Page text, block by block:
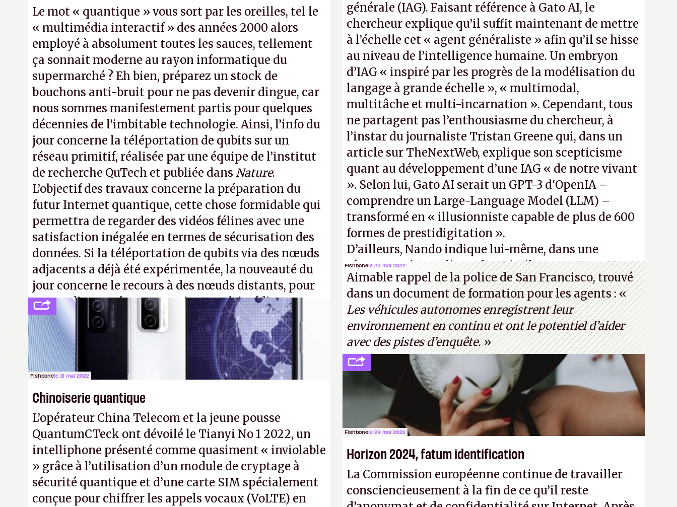
Le mot « quantique » vous sort par les oreilles, tel le
« multimédia interactif » des années 2000 alors
employé à absolument toutes les sauces, tellement
ça sonnait moderne au rayon informatique du
supermarché ? Eh bien, préparez un stock de
bouchons anti-bruit pour ne pas devenir dingue, car
nous sommes manifestement partis pour quelques
décennies de l’imbitable technologie. Ainsi, l’info du
jour concerne la téléportation de qubits sur un
réseau primitif, réalisée par une équipe de l’institut
de recherche QuTech et publiée dans Nature.
L’objectif des travaux concerne la préparation du
futur Internet quantique, cette chose formidable qui
permettra de regarder des vidéos félines avec une
satisfaction inégalée en termes de sécurisation des
données. Si la téléportation de qubits via des nœuds
adjacents a déjà été expérimentée, la nouveauté du
jour concerne le recours à des nœuds distants, pour
ne pas dire un réseau quantique multimédia
interactif (avec l’option Péritel).
(http://cpc.cx/AH432N4- Crédit photo : QuTech /
Nature)
générale (IAG). Faisant référence à Gato AI, le
chercheur explique qu’il suffit maintenant de mettre
à l’échelle cet « agent généraliste » afin qu’il se hisse
au niveau de l’intelligence humaine. Un embryon
d’IAG « inspiré par les progrès de la modélisation du
langage à grande échelle », « multimodal,
multitâche et multi-incarnation ». Cependant, tous
ne partagent pas l’enthousiasme du chercheur, à
l’instar du journaliste Tristan Greene qui, dans un
article sur TheNextWeb, explique son scepticisme
quant au développement d’une IAG « de notre vivant
». Selon lui, Gato AI serait un GPT-3 d'OpenIA –
comprendre un Large-Language Model (LLM) –
transformé en « illusionniste capable de plus de 600
formes de prestidigitation ».
D’ailleurs, Nando indique lui-même, dans une
réponse au journaliste Alex Dimikas, que Gato AI est
« encore loin » de prétendre réussir le célèbre test de
Turing. (Crédit photo : Pexels - Arthur Brognoli)
Fishbonele 31 mai 2022
Chinoiserie quantique
L’opérateur China Telecom et la jeune pousse
QuantumCTeck ont dévoilé le Tianyi No 1 2022, un
intelliphone présenté comme quasiment « inviolable
» grâce à l’utilisation d’un module de cryptage à
sécurité quantique et d’une carte SIM spécialement
conçue pour chiffrer les appels vocaux (VoLTE) en
Fishbonele 24 mai 2022
Aimable rappel de la police de San Francisco, trouvé
dans un document de formation pour les agents : «
Les véhicules autonomes enregistrent leur
environnement en continu et ont le potentiel d’aider
avec des pistes d’enquête.»
Fishbonele 24 mai 2022
Horizon 2024, fatum identification
La Commission européenne continue de travailler
consciencieusement à la fin de ce qu’il reste